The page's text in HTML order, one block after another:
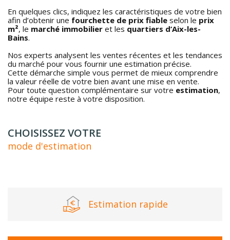
En quelques clics, indiquez les caractéristiques de votre bien
afin d’obtenir une fourchette de prix fiable selon le prix
m², le marché immobilier et les quartiers d’Aix-les-
Bains.
Nos experts analysent les ventes récentes et les tendances
du marché pour vous fournir une estimation précise.
Cette démarche simple vous permet de mieux comprendre
la valeur réelle de votre bien avant une mise en vente.
Pour toute question complémentaire sur votre estimation,
notre équipe reste à votre disposition.
CHOISISSEZ VOTRE
mode d'estimation
Estimation rapide